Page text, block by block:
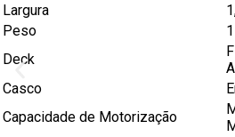
Largura
Peso
Deck
Casco
Capacidade de Motorização